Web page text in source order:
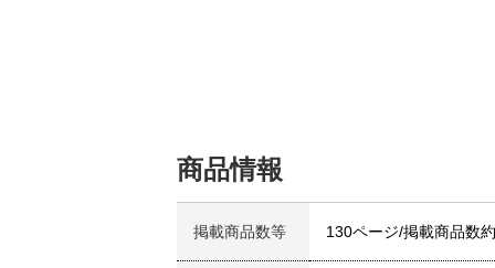
商品情報
掲載商品数等 130ページ/掲載商品数